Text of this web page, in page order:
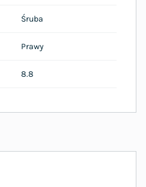
Śruba
Prawy
8.8